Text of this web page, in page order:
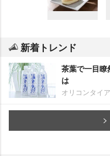
新着トレンド
茶葉で一目瞭
は
オリコンタイ